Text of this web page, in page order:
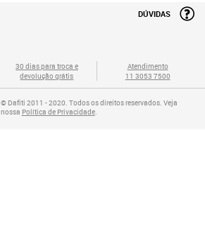
DÚVIDAS
30 dias para troca e
devolução grátis
Atendimento
11 3053 7500
© Dafiti 2011 - 2020. Todos os direitos reservados. Veja
nossa Política de Privacidade.